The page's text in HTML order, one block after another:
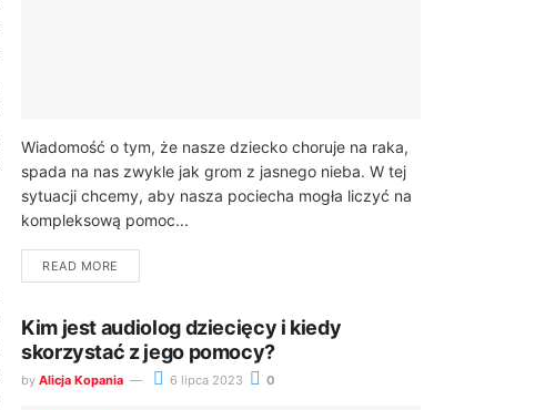
Wiadomość o tym, że nasze dziecko choruje na raka,
spada na nas zwykle jak grom z jasnego nieba. W tej
sytuacji chcemy, aby nasza pociecha mogła liczyć na
kompleksową pomoc...
READ MORE
Kim jest audiolog dziecięcy i kiedy
skorzystać z jego pomocy?
by Alicja Kopania 6 lipca 2023 0